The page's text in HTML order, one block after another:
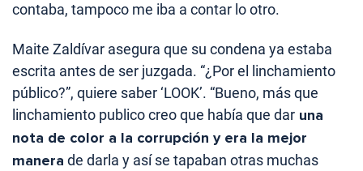
contaba, tampoco me iba a contar lo otro.
Maite Zaldívar asegura que su condena ya estaba
escrita antes de ser juzgada. “¿Por el linchamiento
público?”, quiere saber ‘LOOK’. “Bueno, más que
linchamiento publico creo que había que dar una
nota de color a la corrupción y era la mejor
manera de darla y así se tapaban otras muchas